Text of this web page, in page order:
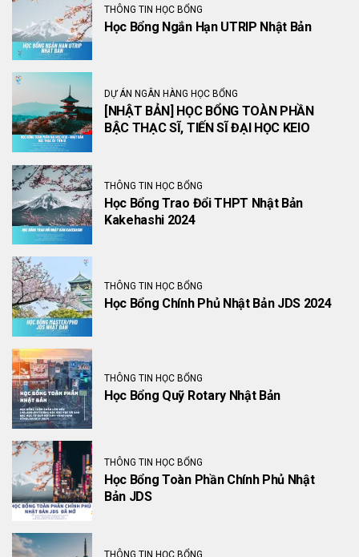
THÔNG TIN HỌC BỔNG
Học Bổng Ngắn Hạn UTRIP Nhật Bản
DỰ ÁN NGÂN HÀNG HỌC BỔNG
[NHẬT BẢN] HỌC BỔNG TOÀN PHẦN
BẬC THẠC SĨ, TIẾN SĨ ĐẠI HỌC KEIO
THÔNG TIN HỌC BỔNG
Học Bổng Trao Đổi THPT Nhật Bản
Kakehashi 2024
THÔNG TIN HỌC BỔNG
Học Bổng Chính Phủ Nhật Bản JDS 2024
THÔNG TIN HỌC BỔNG
Học Bổng Quỹ Rotary Nhật Bản
THÔNG TIN HỌC BỔNG
Học Bổng Toàn Phần Chính Phủ Nhật
Bản JDS
THÔNG TIN HỌC BỔNG